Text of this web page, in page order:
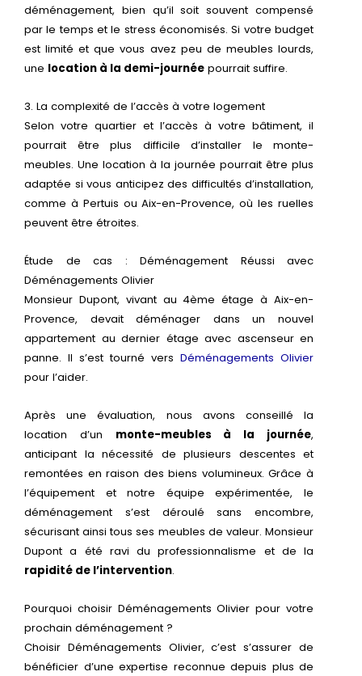
déménagement, bien qu’il soit souvent compensé
par le temps et le stress économisés. Si votre budget
est limité et que vous avez peu de meubles lourds,
une location à la demi-journée pourrait suffire.
3. La complexité de l’accès à votre logement
Selon votre quartier et l’accès à votre bâtiment, il
pourrait être plus difficile d’installer le monte-
meubles. Une location à la journée pourrait être plus
adaptée si vous anticipez des difficultés d’installation,
comme à Pertuis ou Aix-en-Provence, où les ruelles
peuvent être étroites.
Étude de cas : Déménagement Réussi avec
Déménagements Olivier
Monsieur Dupont, vivant au 4ème étage à Aix-en-
Provence, devait déménager dans un nouvel
appartement au dernier étage avec ascenseur en
panne. Il s’est tourné vers Déménagements Olivier
pour l’aider.
Après une évaluation, nous avons conseillé la
location d’un monte-meubles à la journée,
anticipant la nécessité de plusieurs descentes et
remontées en raison des biens volumineux. Grâce à
l’équipement et notre équipe expérimentée, le
déménagement s’est déroulé sans encombre,
sécurisant ainsi tous ses meubles de valeur. Monsieur
Dupont a été ravi du professionnalisme et de la
rapidité de l’intervention.
Pourquoi choisir Déménagements Olivier pour votre
prochain déménagement ?
Choisir Déménagements Olivier, c’est s’assurer de
bénéficier d’une expertise reconnue depuis plus de